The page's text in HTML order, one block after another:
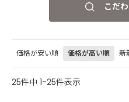
こだ
価格が安い順 価格が高い順 新
25件中 1-25件表示